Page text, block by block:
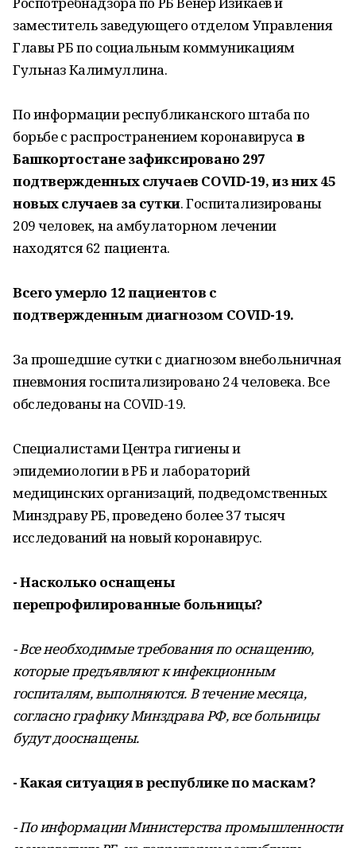
заместитель заведующего отделом Управления
Главы РБ по социальным коммуникациям
Гульназ Калимуллина.
По информации республиканского штаба по
борьбе с распространением коронавируса в
Башкортостане зафиксировано 297
подтвержденных случаев COVID-19, из них 45
новых случаев за сутки. Госпитализированы
209 человек, на амбулаторном лечении
находятся 62 пациента.
Всего умерло 12 пациентов с
подтвержденным диагнозом COVID-19.
За прошедшие сутки с диагнозом внебольничная
пневмония госпитализировано 24 человека. Все
обследованы на COVID-19.
Специалистами Центра гигиены и
эпидемиологии в РБ и лабораторий
медицинских организаций, подведомственных
Минздраву РБ, проведено более 37 тысяч
исследований на новый коронавирус.
- Насколько оснащены
перепрофилированные больницы?
- Все необходимые требования по оснащению,
которые предъявляют к инфекционным
госпиталям, выполняются. В течение месяца,
согласно графику Минздрава РФ, все больницы
будут дооснащены.
- Какая ситуация в республике по маскам?
- По информации Министерства промышленности